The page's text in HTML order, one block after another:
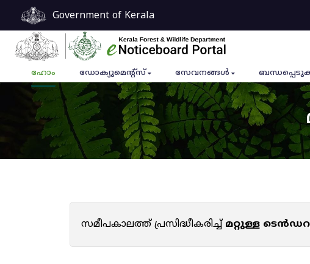
Government of Kerala
ഹോം ഡോക്യുമെൻ്റ്സ് സേവനങ്ങൾ
സമീപകാലത്ത് പ്രസിദ്ധീകരിച്ച്മറ്റുള്ള